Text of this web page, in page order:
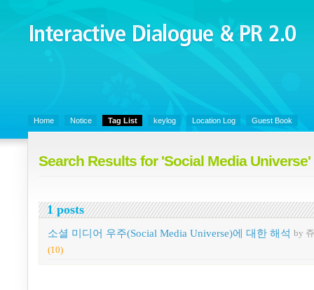
Interactive Dialogue &
PR 2.0
Home Notice Tag List keylog Location Log Guest Book
Search Results for 'Social Media Universe'
1 posts
소셜 미디어 우주(Social Media Universe)에 대한 해석 by
(10)